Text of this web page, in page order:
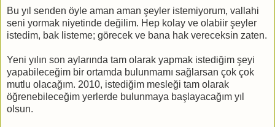
Bu yıl senden öyle aman aman şeyler istemiyorum, vallahi
seni yormak niyetinde değilim. Hep kolay ve olabiir şeyler
istedim, bak listeme; görecek ve bana hak vereceksin zaten.
Yeni yılın son aylarında tam olarak yapmak istediğim şeyi
yapabileceğim bir ortamda bulunmamı sağlarsan çok çok
mutlu olacağım. 2010, istediğim mesleği tam olarak
öğrenebileceğim yerlerde bulunmaya başlayacağım yıl
olsun.